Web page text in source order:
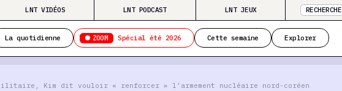
LNT VIDÉOS LNT PODCAST LNT JEUX RECHERCHE
La quotidienne ZOOM Spécial été 2026 Cette semaine Explorer
Kim dit vouloir « renforcer » l’armement nucléaire nord-coréen